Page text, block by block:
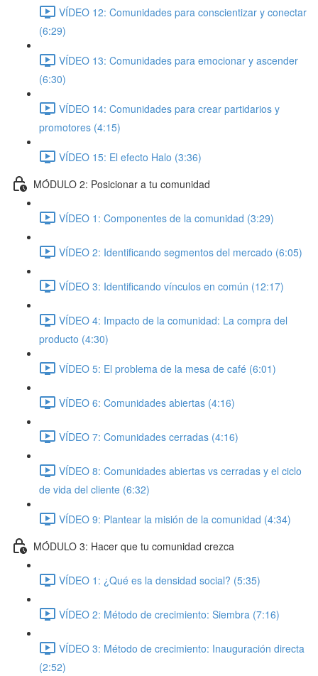
VÍDEO 12: Comunidades para conscientizar y conectar
(6:29)
VÍDEO 13: Comunidades para emocionar y ascender
(6:30)
VÍDEO 14: Comunidades para crear partidarios y
promotores (4:15)
VÍDEO 15: El efecto Halo (3:36)
MÓDULO 2: Posicionar a tu comunidad
VÍDEO 1: Componentes de la comunidad (3:29)
VÍDEO 2: Identificando segmentos del mercado (6:05)
VÍDEO 3: Identificando vínculos en común (12:17)
VÍDEO 4: Impacto de la comunidad: La compra del
producto (4:30)
VÍDEO 5: El problema de la mesa de café (6:01)
VÍDEO 6: Comunidades abiertas (4:16)
VÍDEO 7: Comunidades cerradas (4:16)
VÍDEO 8: Comunidades abiertas vs cerradas y el ciclo
de vida del cliente (6:32)
VÍDEO 9: Plantear la misión de la comunidad (4:34)
MÓDULO 3: Hacer que tu comunidad crezca
VÍDEO 1: ¿Qué es la densidad social? (5:35)
VÍDEO 2: Método de crecimiento: Siembra (7:16)
VÍDEO 3: Método de crecimiento: Inauguración directa
(2:52)